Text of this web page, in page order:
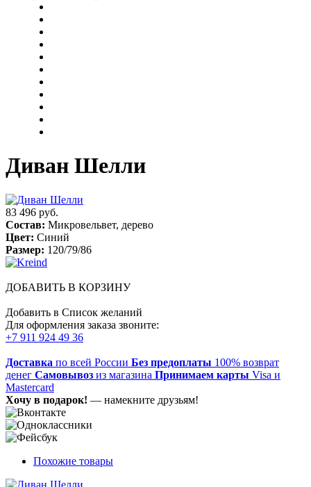
Диван Шелли
83 496 руб.
Состав: Микровельвет, дерево
Цвет: Синий
Размер: 120/79/86
ДОБАВИТЬ В КОРЗИНУ
Добавить в Список желаний
Для оформления заказа звоните:
+7 911 924 49 36
Доставка по всей России Без предоплаты 100% возврат
денег Самовывоз из магазина Принимаем карты Visa и
Mastercard
Хочу в подарок! — намекните друзьям!
Похожие товары